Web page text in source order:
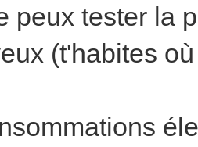
peux tester la
(t'habites